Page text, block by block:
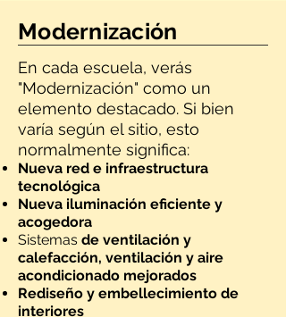
Modernización
En cada escuela, verás
"Modernización" como un
elemento destacado. Si bien
varía según el sitio, esto
normalmente significa:
Nueva red e infraestructura
tecnológica
Nueva iluminación eficiente y
acogedora
Sistemas de ventilación y
calefacción, ventilación y aire
acondicionado mejorados
Rediseño y embellecimiento de
interiores